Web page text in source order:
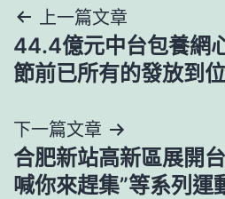
文
章
覽
上一篇文章
44.4億元中台包養網
節前已所有的發放到位
下一篇文章
合肥新站高新區展開
喊你來趕集”等系列運